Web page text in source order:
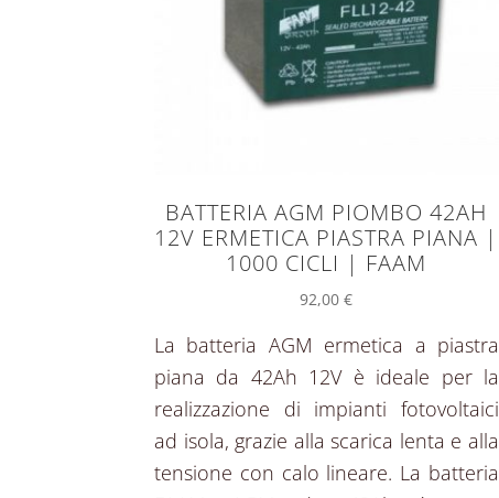
BATTERIA AGM PIOMBO 42AH
12V ERMETICA PIASTRA PIANA |
1000 CICLI | FAAM
92,00€
La batteria AGM ermetica a piastra
piana da 42Ah 12V è ideale per la
realizzazione di impianti fotovoltaici
ad isola, grazie alla scarica lenta e alla
tensione con calo lineare. La batteria